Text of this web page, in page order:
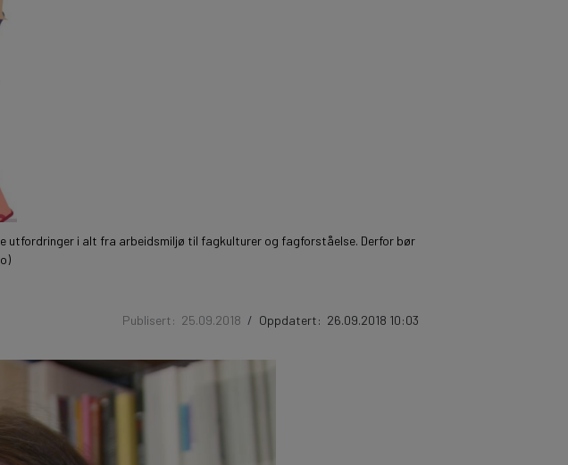
utfordringer i alt fra arbeidsmiljø til fagkulturer og fagforståelse. Derfor bør
Publisert: 25.09.2018 / Oppdatert: 26.09.2018 10:03